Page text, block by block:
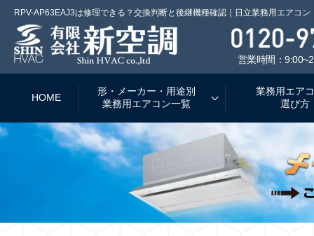
RPV-AP63EAJ3は修理できる？交換判断と後継機種確認｜日立業務用エアコン
営業時間：
HOME
形・メーカー・用途別
業務用エアコン一覧
業務用エア
選び方